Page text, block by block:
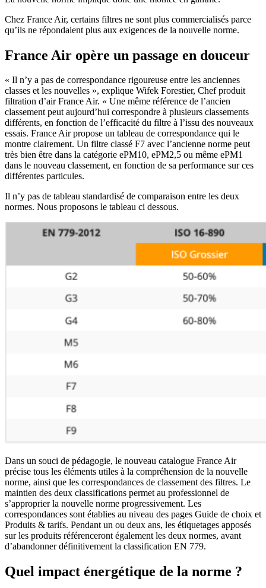
Chez France Air, certains filtres ne sont plus commercialisés parce
qu’ils ne répondaient plus aux exigences de la nouvelle norme.
France Air opère un passage en douceur
« Il n’y a pas de correspondance rigoureuse entre les anciennes
classes et les nouvelles », explique Wifek Forestier, Chef produit
filtration d’air France Air. « Une même référence de l’ancien
classement peut aujourd’hui correspondre à plusieurs classements
différents, en fonction de l’efficacité du filtre à l’issu des nouveaux
essais. France Air propose un tableau de correspondance qui le
montre clairement. Un filtre classé F7 avec l’ancienne norme peut
très bien être dans la catégorie ePM10, ePM2,5 ou même ePM1
dans le nouveau classement, en fonction de sa performance sur ces
différentes particules.
Il n’y pas de tableau standardisé de comparaison entre les deux
normes. Nous proposons le tableau ci dessous.
Dans un souci de pédagogie, le nouveau catalogue France Air
précise tous les éléments utiles à la compréhension de la nouvelle
norme, ainsi que les correspondances de classement des filtres. Le
maintien des deux classifications permet au professionnel de
s’approprier la nouvelle norme progressivement. Les
correspondances sont établies au niveau des pages Guide de choix et
Produits & tarifs. Pendant un ou deux ans, les étiquetages apposés
sur les produits référenceront également les deux normes, avant
d’abandonner définitivement la classification EN 779.
Quel impact énergétique de la norme ?